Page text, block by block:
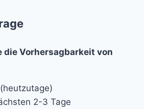
die Vorhersagbarkeit von
2-3 Tage